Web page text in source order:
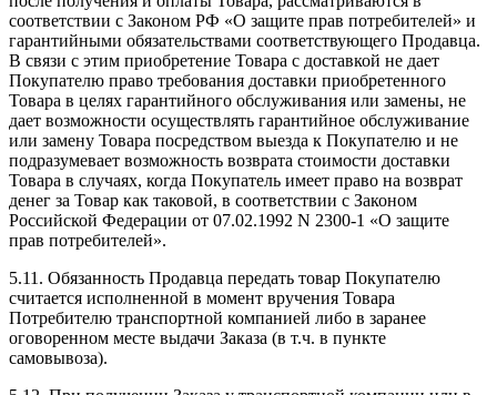
соответствии с Законом РФ «О защите прав потребителей» и
гарантийными обязательствами соответствующего Продавца.
В связи с этим приобретение Товара с доставкой не дает
Покупателю право требования доставки приобретенного
Товара в целях гарантийного обслуживания или замены, не
дает возможности осуществлять гарантийное обслуживание
или замену Товара посредством выезда к Покупателю и не
подразумевает возможность возврата стоимости доставки
Товара в случаях, когда Покупатель имеет право на возврат
денег за Товар как таковой, в соответствии с Законом
Российской Федерации от 07.02.1992 N 2300-1 «О защите
прав потребителей».
5.11. Обязанность Продавца передать товар Покупателю
считается исполненной в момент вручения Товара
Потребителю транспортной компанией либо в заранее
оговоренном месте выдачи Заказа (в т.ч. в пункте
самовывоза).